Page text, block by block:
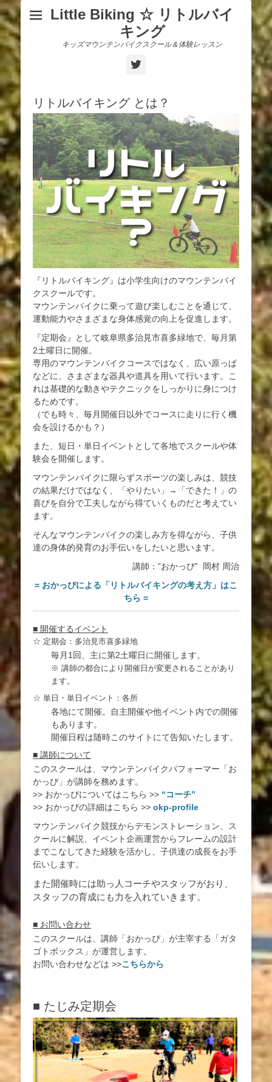
Little Biking ☆ リトルバイ
キング
キッズマウンテンバイクスクール＆体験レッスン
リトルバイキング とは？
『リトルバイキング』は小学生向けのマウンテンバイ
クスクールです。
マウンテンバイクに乗って遊び楽しむことを通じて、
運動能力やさまざまな身体感覚の向上を促進します。
『定期会』として岐阜県多治見市喜多緑地で、毎月第
2土曜日に開催。
専用のマウンテンバイクコースではなく、広い原っぱ
などに、さまざまな器具や道具を用いて行います。こ
れは基礎的な動きやテクニックをしっかりに身につけ
るためです。
（でも時々、毎月開催日以外でコースに走りに行く機
会を設けるかも？）
また、短日・単日イベントとして各地でスクールや体
験会を開催します。
マウンテンバイクに限らずスポーツの楽しみは、競技
の結果だけではなく、「やりたい」→「できた！」の
喜びを自分で工夫しながら得ていくものだと考えてい
ます。
そんなマウンテンバイクの楽しみ方を得ながら、子供
達の身体的発育のお手伝いをしたいと思います。
講師：”おかっぴ” 岡村 周治
= おかっぴによる「リトルバイキングの考え方」はこ
ちら =
■ 開催するイベント
☆ 定期会：多治見市喜多緑地
毎月1回、主に第2土曜日に開催します。
※ 講師の都合により開催日が変更されることがあり
ます。
☆ 単日・単日イベント：各所
各地にて開催。自主開催や他イベント内での開催
もあります。
開催日程は随時このサイトにて告知いたします。
■ 講師について
このスクールは、マウンテンバイクパフォーマー「お
かっぴ」が講師を務めます。
>> おかっぴについてはこちら >> “コーチ”
>> おかっぴの詳細はこちら >> okp-profile
マウンテンバイク競技からデモンストレーション、ス
クールに解説、イベント企画運営からフレームの設計
までこなしてきた経験を活かし、子供達の成長をお手
伝いします。
また開催時には助っ人コーチやスタッフがおり、
スタッフの育成にも力を入れていきます。
■ お問い合わせ
このスクールは、講師「おかっぴ」が主宰する「ガタ
ゴトボックス」が運営します。
お問い合わせなどは >>こちらから
■ たじみ定期会